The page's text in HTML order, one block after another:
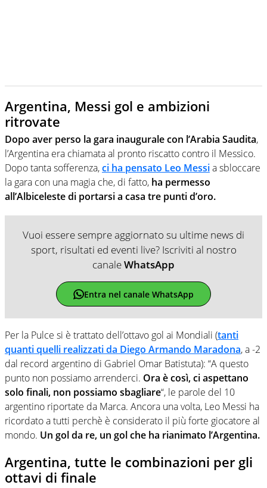
Argentina, Messi gol e ambizioni
ritrovate
Dopo aver perso la gara inaugurale con l’Arabia Saudita,
l’Argentina era chiamata al pronto riscatto contro il Messico.
Dopo tanta sofferenza,ci ha pensato Leo Messia sbloccare
la gara con una magia che, di fatto, ha permesso
all’Albiceleste di portarsi a casa tre punti d’oro.
Vuoi essere sempre aggiornato su ultime news di
sport, risultati ed eventi live? Iscriviti al nostro
canaleWhatsApp
Entra nel canale WhatsApp
Per la Pulce si è trattato dell’ottavo gol ai Mondiali (tanti
quanti quelli realizzati da Diego Armando Maradona, a -2
dal record argentino di Gabriel Omar Batistuta): “A questo
punto non possiamo arrenderci. Ora è così, ci aspettano
solo finali, non possiamo sbagliare“, le parole del 10
argentino riportate da Marca. Ancora una volta, Leo Messi ha
ricordato a tutti perchè è considerato il più forte giocatore al
mondo. Un gol da re, un gol che ha rianimato l’Argentina.
Argentina, tutte le combinazioni per gli
ottavi di finale